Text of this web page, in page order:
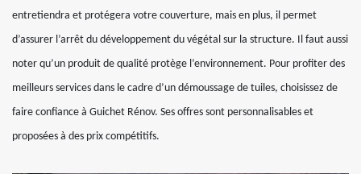
entretiendra et protégera votre couverture, mais en plus, il permet
d’assurer l’arrêt du développement du végétal sur la structure. Il faut aussi
noter qu’un produit de qualité protège l’environnement. Pour profiter des
meilleurs services dans le cadre d’un démoussage de tuiles, choisissez de
faire confiance à Guichet Rénov. Ses offres sont personnalisables et
proposées à des prix compétitifs.